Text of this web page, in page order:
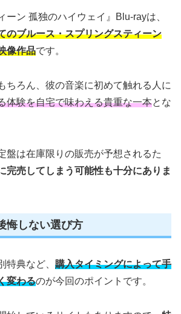
ーン 孤独のハイウェイ』Blu-rayは、
のブルース・スプリングスティーン
像作品です。
ちろん、彼の音楽に初めて触れる人に
体験を自宅で味わえる貴重な一本とな
盤は在庫限りの販売が予想されるた
完売してしまう可能性も十分にありま
悔しない選び方
特典など、 購入タイミングによって手
変わるのが今回のポイントです。